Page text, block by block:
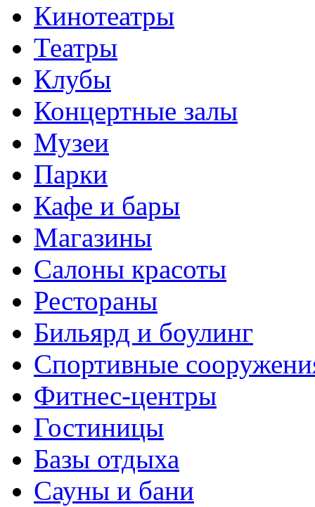
Кинотеатры
Театры
Клубы
Концертные залы
Музеи
Парки
Кафе и бары
Магазины
Салоны красоты
Рестораны
Бильярд и боулинг
Спортивные
Фитнес-центры
Гостиницы
Базы отдыха
Сауны и бани